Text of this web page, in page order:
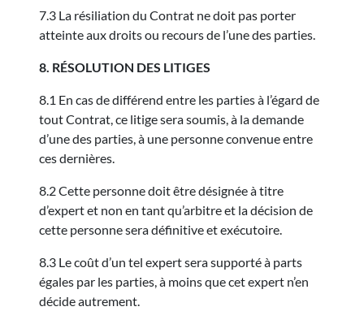
7.3 La résiliation du Contrat ne doit pas porter
atteinte aux droits ou recours de l’une des parties.
8. RÉSOLUTION DES LITIGES
8.1 En cas de différend entre les parties à l’égard de
tout Contrat, ce litige sera soumis, à la demande
d’une des parties, à une personne convenue entre
ces dernières.
8.2 Cette personne doit être désignée à titre
d’expert et non en tant qu’arbitre et la décision de
cette personne sera définitive et exécutoire.
8.3 Le coût d’un tel expert sera supporté à parts
égales par les parties, à moins que cet expert n’en
décide autrement.